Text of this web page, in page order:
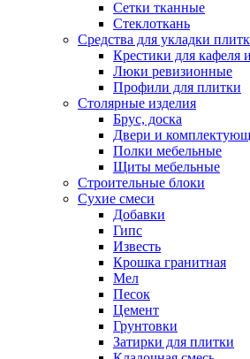
Сетки тканные
Стеклоткань
Средства для укладки
Крестики для
Люки ревизионные
Профили для плитки
Столярные изделия
Брус, доска
Двери и
Полки мебельные
Щиты мебельные
Строительные блоки
Сухие смеси
Добавки
Гипс
Известь
Крошка гранитная
Мел
Песок
Цемент
Грунтовки
Затирки для плитки